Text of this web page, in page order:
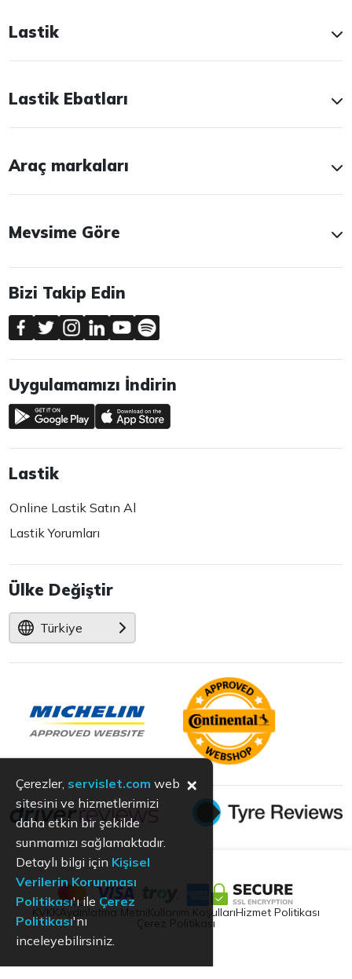
Lastik
Lastik Ebatları
Araç markaları
Mevsime Göre
Bizi Takip Edin
Uygulamamızı İndirin
Lastik
Online Lastik Satın Al
Lastik Yorumları
Ülke Değiştir
Türkiye
Aydınlatma Metni Kullanım KoşullarıHizmet Politikası
Çerez Politikası
Çerezler, servislet.com web
sitesini ve hizmetlerimizi
daha etkin bir şekilde
sunmamızı sağlamaktadır.
Detaylı bilgi için Kişisel
Verilerin Korunması
Politikası'ı ile Çerez
Politikası'nı
inceleyebilirsiniz.
×